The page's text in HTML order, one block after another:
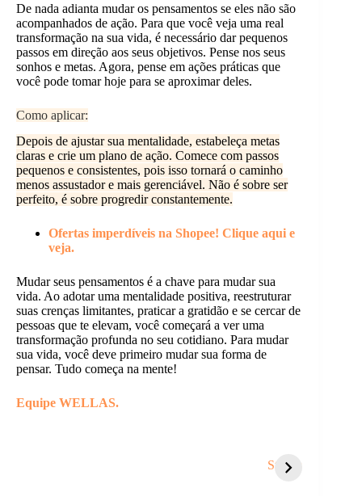
De nada adianta mudar os pensamentos se eles não são
acompanhados de ação. Para que você veja uma real
transformação na sua vida, é necessário dar pequenos
passos em direção aos seus objetivos. Pense nos seus
sonhos e metas. Agora, pense em ações práticas que
você pode tomar hoje para se aproximar deles.
Como aplicar:
Depois de ajustar sua mentalidade, estabeleça metas
claras e crie um plano de ação. Comece com passos
pequenos e consistentes, pois isso tornará o caminho
menos assustador e mais gerenciável. Não é sobre ser
perfeito, é sobre progredir constantemente.
Ofertas imperdíveis na Shopee! Clique aqui e
veja.
Mudar seus pensamentos é a chave para mudar sua
vida. Ao adotar uma mentalidade positiva, reestruturar
suas crenças limitantes, praticar a gratidão e se cercar de
pessoas que te elevam, você começará a ver uma
transformação profunda no seu cotidiano. Para mudar
sua vida, você deve primeiro mudar sua forma de
pensar. Tudo começa na mente!
Equipe WELLAS.
Stories